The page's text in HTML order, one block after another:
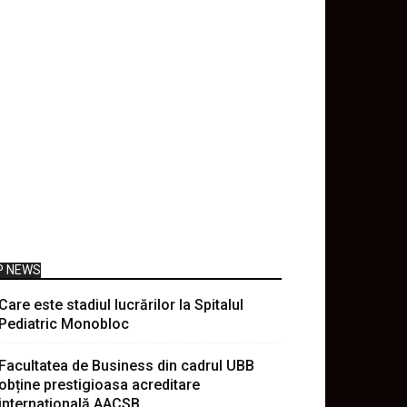
NEWS
este stadiul lucrărilor la Spitalul
Monobloc
de Business din cadrul UBB
prestigioasa acreditare